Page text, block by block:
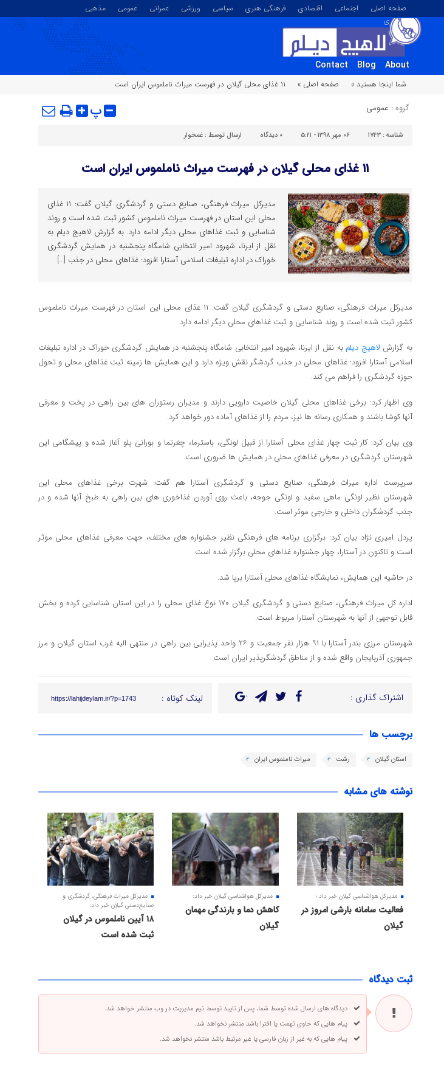
صفحه اصلی اجتماعی اقتصادی فرهنگی هنری سیاسی ورزشی عمرانی عمومی
مذهبی
تصویری
About
Blog
Contact
شما اینجا هستید »
صفحه اصلی » ۱۱ غذای محلی گیلان در فهرست میراث ناملموس ایران است
گروه : عمومی پ
شناسه : ۱۷۴۳ ۰۶ مهر ۱۳۹۸ - ۵:۲۱ ۰ دیدگاه ارسال توسط : غمخوار
۱۱ غذای محلی گیلان در فهرست میراث ناملموس ایران است
مدیرکل میراث فرهنگی، صنایع دستی و گردشگری گیلان گفت: ۱۱ غذای
محلی این استان در فهرست میراث ناملموس کشور ثبت شده است و روند
شناسایی و ثبت غذاهای محلی دیگر ادامه دارد. به گزارش لاهیج دیلم به
نقل از ایرنا، شهرود امیر انتخابی شامگاه پنجشنبه در همایش گردشگری
خوراک در اداره تبلیغات اسلامی آستارا افزود: غذاهای محلی در جذب […]
مدیرکل میراث فرهنگی، صنایع دستی و گردشگری گیلان گفت: ۱۱ غذای محلی این استان در فهرست میراث ناملموس
کشور ثبت شده است و روند شناسایی و ثبت غذاهای محلی دیگر ادامه دارد.
به گزارش لاهیج دیلم به نقل از ایرنا، شهرود امیر انتخابی شامگاه پنجشنبه در همایش گردشگری خوراک در اداره تبلیغات
اسلامی آستارا افزود: غذاهای محلی در جذب گردشگر نقش ویژه دارد و این همایش ها زمینه ثبت غذاهای محلی و تحول
حوزه گردشگری را فراهم می کند.
وی اظهار کرد: برخی غذاهای محلی گیلان خاصیت دارویی دارند و مدیران رستوران های بین راهی در پخت و معرفی
آنها کوشا باشند و همکاری رسانه ها نیز، مردم را از غذاهای آماده دور خواهد کرد.
وی بیان کرد: کار ثبت چهار غذای محلی آستارا از قبیل لونگی، باسترما، چغرتما و بورانی پلو آغاز شده و پیشگامی این
شهرستان گردشگری در معرفی غذاهای محلی در همایش ها ضروری است.
سرپرست اداره میراث فرهنگی، صنایع دستی و گردشگری آستارا هم گفت: شهرت برخی غذاهای محلی این
شهرستان نظیر لونگی ماهی سفید و لونگی جوجه، باعث روی آوردن غذاخوری های بین راهی به طبخ آنها شده و در
جذب گردشگران داخلی و خارجی موثر است.
پردل امیری نژاد بیان کرد: برگزاری برنامه های فرهنگی نظیر جشنواره های مختلف، جهت معرفی غذاهای محلی موثر
است و تاکنون در آستارا، چهار جشنواره غذاهای محلی برگزار شده است.
در حاشیه این همایش، نمایشگاه غذاهای محلی آستارا برپا شد.
اداره کل میراث فرهنگی، صنایع دستی و گردشگری گیلان ۱۷۰ نوع غذای محلی را در این استان شناسایی کرده و بخش
قابل توجهی از آنها به شهرستان آستارا مربوط است.
شهرستان مرزی بندر آستارا با ۹۱ هزار نفر جمعیت و ۲۶ واحد پذیرایی بین راهی در منتهی الیه غرب استان گیلان و مرز
جمهوری آذربایجان واقع شده و از مناطق گردشگرپذیر ایران است
اشتراک گذاری : لینک کوتاه : https://lahijdeylam.ir/?p=1743
برچسب ها
استان گیلان رشت میراث ناملموس ایران
نوشته های مشابه
مدیرکل هواشناسی گیلان خبر داد ؛
فعالیت سامانه بارشی امروز در
گیلان
مدیرکل هواشناسی گیلان خبر داد:
کاهش دما و بارندگی مهمان
گیلان
مدیرکل میراث فرهنگی، گردشگری و
صنایع‌دستی گیلان خبر داد:
۱۸ آیین ناملموس در گیلان
ثبت شده است
ثبت دیدگاه
دیدگاه های ارسال شده توسط شما، پس از تایید توسط تیم مدیریت در وب منتشر خواهد شد.
پیام هایی که حاوی تهمت یا افترا باشد منتشر نخواهد شد.
پیام هایی که به غیر از زبان فارسی یا غیر مرتبط باشد منتشر نخواهد شد.